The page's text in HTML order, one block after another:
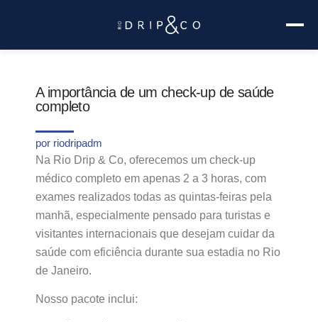
A importância de um check-up de saúde
completo
por riodripadm
Na Rio Drip & Co, oferecemos um check-up
médico completo em apenas 2 a 3 horas, com
exames realizados todas as quintas-feiras pela
manhã, especialmente pensado para turistas e
visitantes internacionais que desejam cuidar da
saúde com eficiência durante sua estadia no Rio
de Janeiro.
Nosso pacote inclui: